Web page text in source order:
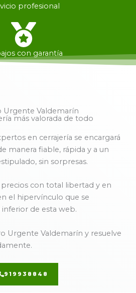
profesional
con garantía
Urgente Valdemarín
más valorada de todo
en cerrajería se encargará
manera fiable, rápida y a un
sin sorpresas.
con total libertad y en
el hipervínculo que se
de esta web.
Urgente Valdemarín y resuelve
919938848